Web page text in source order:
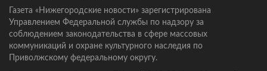
Газета «Нижегородские новости» зарегистрирована
Управлением Федеральной службы по надзору за
соблюдением законодательства в сфере массовых
коммуникаций и охране культурного наследия по
Приволжскому федеральному округу.